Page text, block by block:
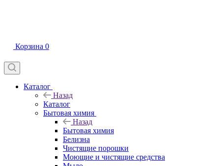
Корзина 0
Каталог
Назад
Каталог
Бытовая химия
Назад
Бытовая химия
Белизна
Чистящие порошки
Моющие и чистящие средства